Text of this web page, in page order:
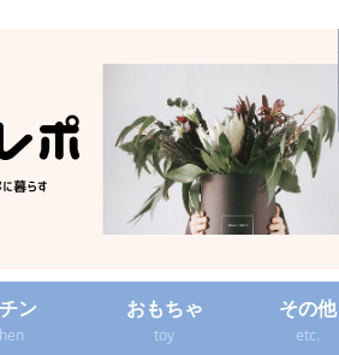
ン
おもちゃ
toy
その他
etc.